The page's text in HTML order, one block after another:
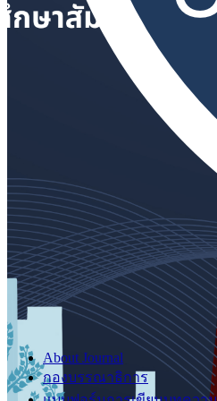
About Journal
กองบรรณาธิการ